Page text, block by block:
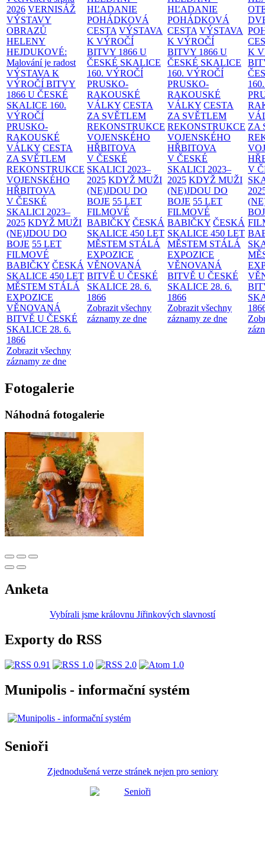
2026 VERNISÁŽ
VÝSTAVY
OBRAZŮ
HELENY
HEJDUKOVÉ:
Malování je radost
VÝSTAVA K
VÝROČÍ BITVY
1866 U ČESKÉ
SKALICE 160.
VÝROČÍ
PRUSKO-
RAKOUSKÉ
VÁLKY CESTA
ZA SVĚTLEM
REKONSTRUKCE
VOJENSKÉHO
HŘBITOVA
V ČESKÉ
SKALICI 2023–
2025 KDYŽ MUŽI
(NE)JDOU DO
BOJE 55 LET
FILMOVÉ
BABIČKY ČESKÁ
SKALICE 450 LET
MĚSTEM STÁLÁ
EXPOZICE
VĚNOVANÁ
BITVĚ U ČESKÉ
SKALICE 28. 6.
1866
Zobrazit všechny
záznamy ze dne
HĽADANIE
POHÁDKOVÁ
CESTA VÝSTAVA
K VÝROČÍ
BITVY 1866 U
ČESKÉ SKALICE
160. VÝROČÍ
PRUSKO-
RAKOUSKÉ
VÁLKY CESTA
ZA SVĚTLEM
REKONSTRUKCE
VOJENSKÉHO
HŘBITOVA
V ČESKÉ
SKALICI 2023–
2025 KDYŽ MUŽI
(NE)JDOU DO
BOJE 55 LET
FILMOVÉ
BABIČKY ČESKÁ
SKALICE 450 LET
MĚSTEM STÁLÁ
EXPOZICE
VĚNOVANÁ
BITVĚ U ČESKÉ
SKALICE 28. 6.
1866
Zobrazit všechny
záznamy ze dne
HĽADANIE
POHÁDKOVÁ
CESTA VÝSTAVA
K VÝROČÍ
BITVY 1866 U
ČESKÉ SKALICE
160. VÝROČÍ
PRUSKO-
RAKOUSKÉ
VÁLKY CESTA
ZA SVĚTLEM
REKONSTRUKCE
VOJENSKÉHO
HŘBITOVA
V ČESKÉ
SKALICI 2023–
2025 KDYŽ MUŽI
(NE)JDOU DO
BOJE 55 LET
FILMOVÉ
BABIČKY ČESKÁ
SKALICE 450 LET
MĚSTEM STÁLÁ
EXPOZICE
VĚNOVANÁ
BITVĚ U ČESKÉ
SKALICE 28. 6.
1866
Zobrazit všechny
záznamy ze dne
K
ZA
V
Fotogalerie
Náhodná fotogalerie
Anketa
Vybírali jsme královnu Jiřinkových slavností
Exporty do RSS
Munipolis - informační systém
Senioři
Zjednodušená verze stránek nejen pro seniory